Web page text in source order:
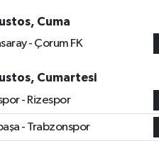
Cuma
- Çorum FK
Cumartesi
- Rizespor
- Trabzonspor